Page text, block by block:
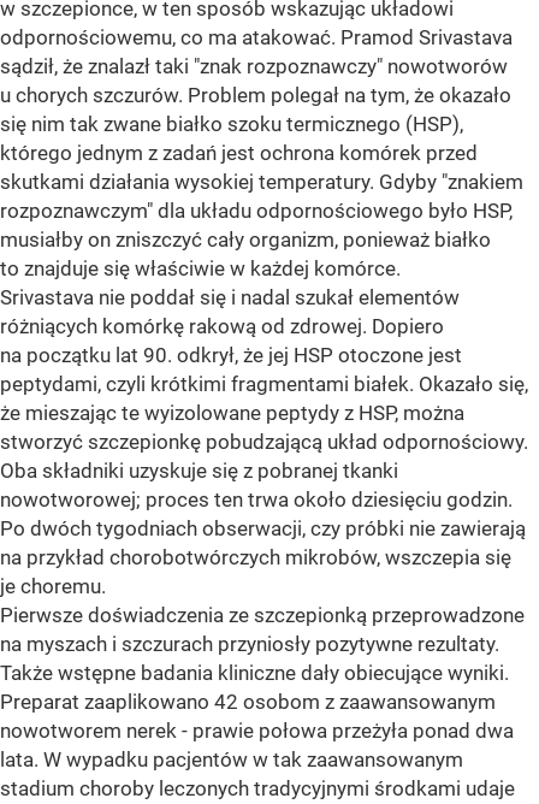
w szczepionce, w ten sposób wskazując układowi
odpornościowemu, co ma atakować. Pramod Srivastava
sądził, że znalazł taki "znak rozpoznawczy" nowotworów
u chorych szczurów. Problem polegał na tym, że okazało
się nim tak zwane białko szoku termicznego (HSP),
którego jednym z zadań jest ochrona komórek przed
skutkami działania wysokiej temperatury. Gdyby "znakiem
rozpoznawczym" dla układu odpornościowego było HSP,
musiałby on zniszczyć cały organizm, ponieważ białko
to znajduje się właściwie w każdej komórce.
Srivastava nie poddał się i nadal szukał elementów
różniących komórkę rakową od zdrowej. Dopiero
na początku lat 90. odkrył, że jej HSP otoczone jest
peptydami, czyli krótkimi fragmentami białek. Okazało się,
że mieszając te wyizolowane peptydy z HSP, można
stworzyć szczepionkę pobudzającą układ odpornościowy.
Oba składniki uzyskuje się z pobranej tkanki
nowotworowej; proces ten trwa około dziesięciu godzin.
Po dwóch tygodniach obserwacji, czy próbki nie zawierają
na przykład chorobotwórczych mikrobów, wszczepia się
je choremu.
Pierwsze doświadczenia ze szczepionką przeprowadzone
na myszach i szczurach przyniosły pozytywne rezultaty.
Także wstępne badania kliniczne dały obiecujące wyniki.
Preparat zaaplikowano 42 osobom z zaawansowanym
nowotworem nerek - prawie połowa przeżyła ponad dwa
lata. W wypadku pacjentów w tak zaawansowanym
stadium choroby leczonych tradycyjnymi środkami udaje